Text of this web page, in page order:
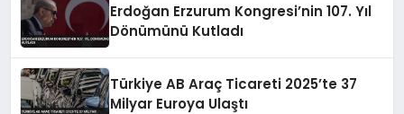
Erdoğan Erzurum Kongresi’nin 107. Yıl
Dönümünü Kutladı
Türkiye AB Araç Ticareti 2025’te 37
Milyar Euroya Ulaştı